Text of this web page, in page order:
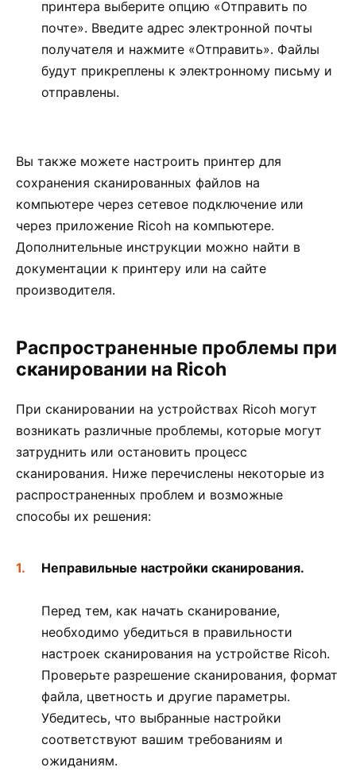
принтера выберите опцию «Отправить по
почте». Введите адрес электронной почты
получателя и нажмите «Отправить». Файлы
будут прикреплены к электронному письму и
отправлены.
Вы также можете настроить принтер для
сохранения сканированных файлов на
компьютере через сетевое подключение или
через приложение Ricoh на компьютере.
Дополнительные инструкции можно найти в
документации к принтеру или на сайте
производителя.
Распространенные проблемы при
сканировании на Ricoh
При сканировании на устройствах Ricoh могут
возникать различные проблемы, которые могут
затруднить или остановить процесс
сканирования. Ниже перечислены некоторые из
распространенных проблем и возможные
способы их решения:
Неправильные настройки сканирования.
Перед тем, как начать сканирование,
необходимо убедиться в правильности
настроек сканирования на устройстве Ricoh.
Проверьте разрешение сканирования, формат
файла, цветность и другие параметры.
Убедитесь, что выбранные настройки
соответствуют вашим требованиям и
ожиданиям.